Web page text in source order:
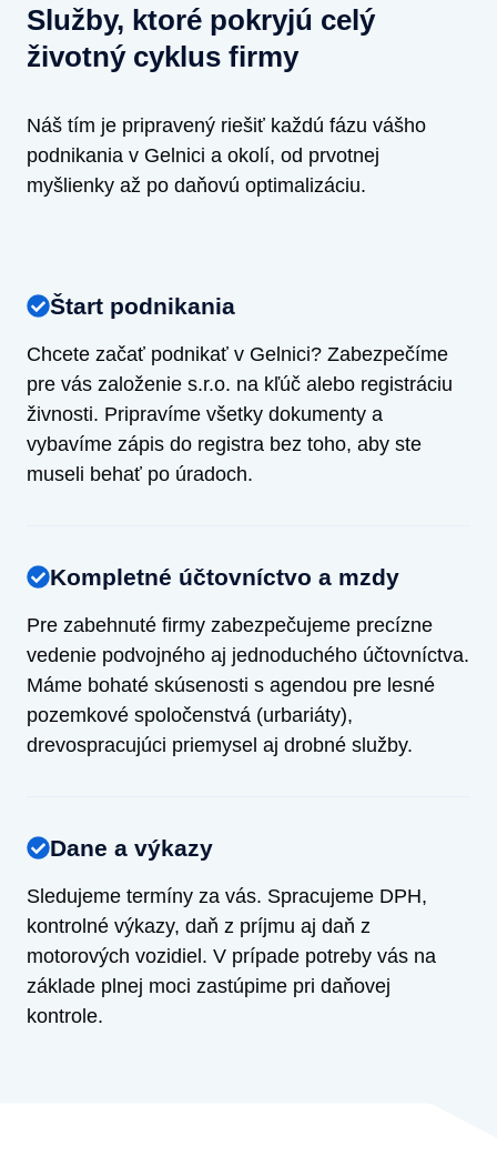
Služby, ktoré pokryjú celý
životný cyklus firmy
Náš tím je pripravený riešiť každú fázu vášho
podnikania v Gelnici a okolí, od prvotnej
myšlienky až po daňovú optimalizáciu.
Štart podnikania
Chcete začať podnikať v Gelnici? Zabezpečíme
pre vás založenie s.r.o. na kľúč alebo registráciu
živnosti. Pripravíme všetky dokumenty a
vybavíme zápis do registra bez toho, aby ste
museli behať po úradoch.
Kompletné účtovníctvo a mzdy
Pre zabehnuté firmy zabezpečujeme precízne
vedenie podvojného aj jednoduchého účtovníctva.
Máme bohaté skúsenosti s agendou pre lesné
pozemkové spoločenstvá (urbariáty),
drevospracujúci priemysel aj drobné služby.
Dane a výkazy
Sledujeme termíny za vás. Spracujeme DPH,
kontrolné výkazy, daň z príjmu aj daň z
motorových vozidiel. V prípade potreby vás na
základe plnej moci zastúpime pri daňovej
kontrole.